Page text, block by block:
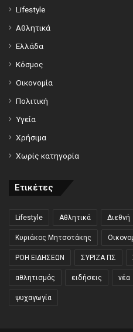
Lifestyle
Αθλητικά
Ελλάδα
Κόσμος
Οικονομία
Πολιτική
Υγεία
Χρήσιμα
Χωρίς κατηγορία
Ετικέτες
Lifestyle Αθλητικά Διεθνή
Κυριάκος Μητσοτάκης
ΡΟΗ ΕΙΔΗΣΕΩΝ ΣΥΡΙΖΑ ΠΣ
αθλητισμός ειδήσεις νέα
ψυχαγωγία